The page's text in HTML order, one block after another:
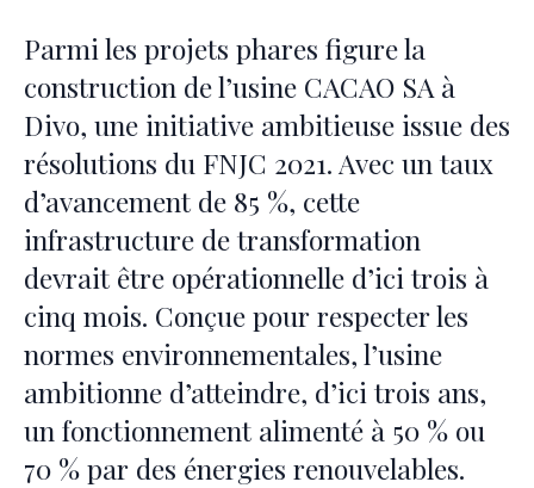
Parmi les projets phares figure la
construction de l’usine CACAO SA à
Divo, une initiative ambitieuse issue des
résolutions du FNJC 2021. Avec un taux
d’avancement de 85 %, cette
infrastructure de transformation
devrait être opérationnelle d’ici trois à
cinq mois. Conçue pour respecter les
normes environnementales, l’usine
ambitionne d’atteindre, d’ici trois ans,
un fonctionnement alimenté à 50 % ou
70 % par des énergies renouvelables.